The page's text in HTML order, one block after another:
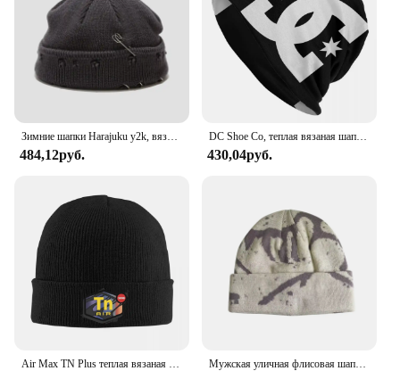
484,12руб.
DC Shoe Co, теплая вязаная шапка, шляпа в стиле хип-хоп, осенне-зимняя уличная шапка, шапки для мужчин, женщин и взрослых
430,04руб.
Мужская уличная флисовая шапка-бини с буквенным узором, мягкая и теплая вязаная шапка на осень и зиму, мужская и женская шапка с буквами